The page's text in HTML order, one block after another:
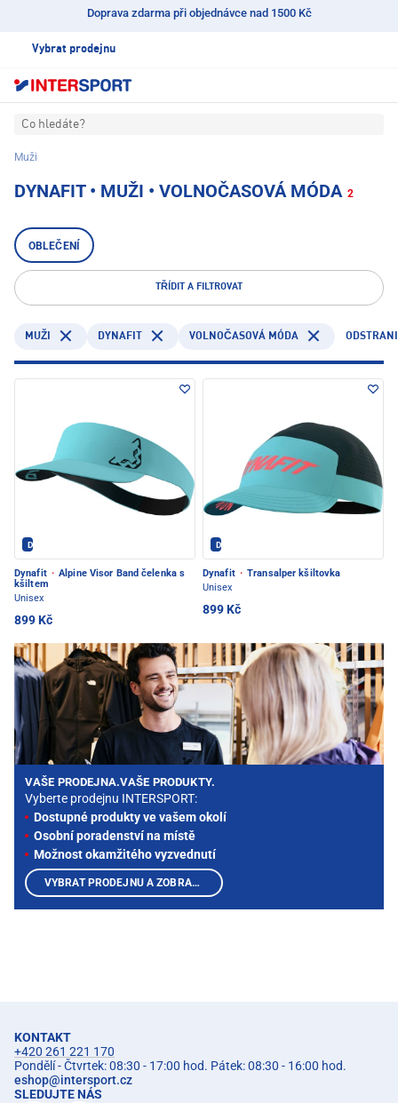
Doprava zdarma při objednávce nad 1500 Kč
Vybrat prodejnu
Co hledáte?
Muži
DYNAFIT • MUŽI • VOLNOČASOVÁ MÓDA 2
OBLEČENÍ
TŘÍDIT A FILTROVAT
MUŽI DYNAFIT VOLNOČASOVÁ MÓDA
Dynafit - PEC POD SNĚŽKOU
Dynafit · Alpine Visor Band čelenka s
kšiltem
Unisex
899 Kč
Dynafit - PEC POD SNĚŽKOU
Dynafit · Transalper kšiltovka
Unisex
899 Kč
VAŠE PRODEJNA.VAŠE PRODUKTY.
Vyberte prodejnu INTERSPORT:
Dostupné produkty ve vašem okolí
Osobní poradenství na místě
Možnost okamžitého vyzvednutí
VYBRAT PRODEJNU A ZOBRAZIT PRODUKTY
KONTAKT
+420 261 221 170
Pondělí - Čtvrtek: 08:30 - 17:00 hod. Pátek: 08:30 - 16:00 hod.
eshop@intersport.cz
SLEDUJTE NÁS